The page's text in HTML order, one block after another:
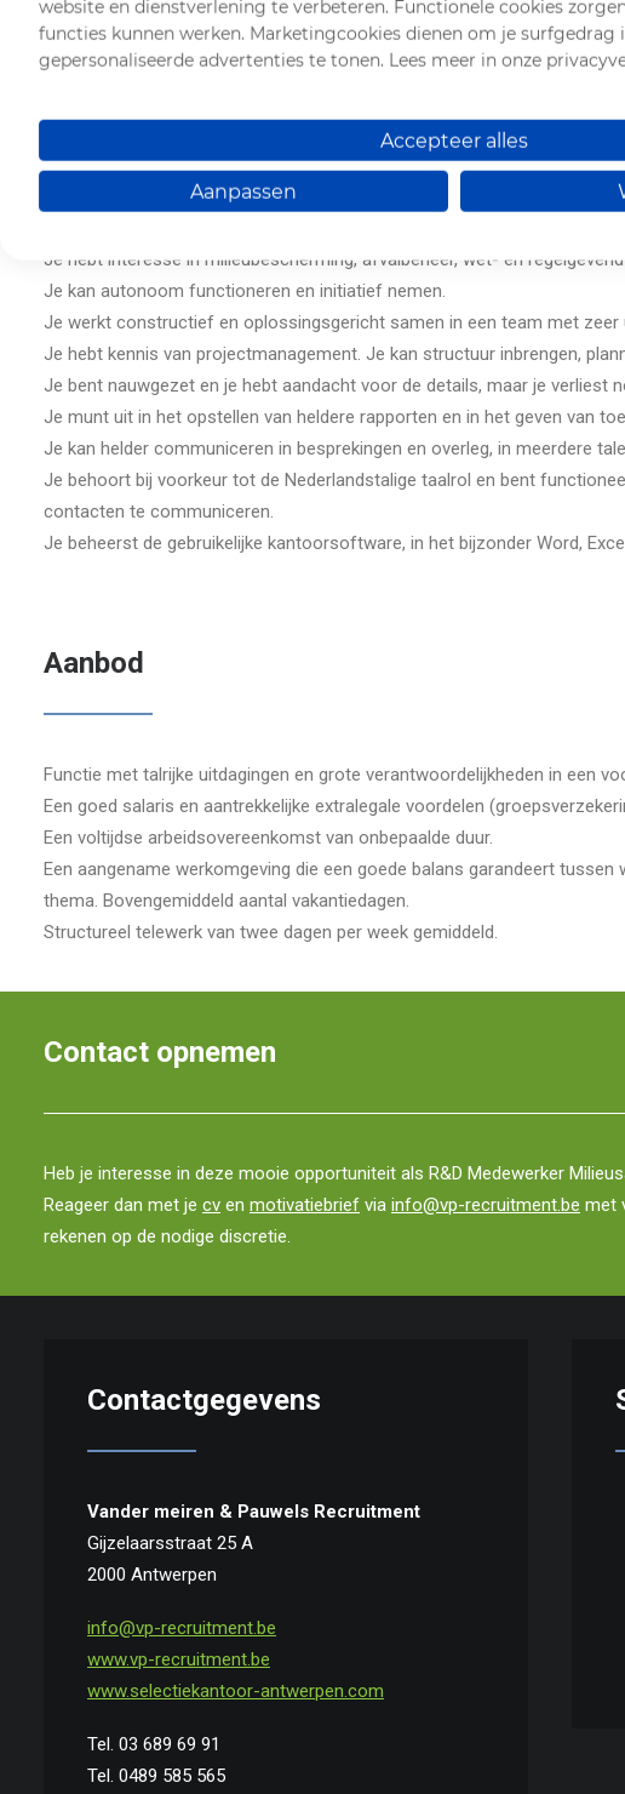
Gewenst profiel
Je hebt een master-diploma in de toegepaste wetenschappen of
Je hebt interesse in milieubescherming, afvalbeheer, wet- en
Je kan autonoom functioneren en initiatief nemen.
Je werkt constructief en oplossingsgericht samen in een team met zeer
Je hebt kennis van projectmanagement. Je kan structuur inbrengen,
Je bent nauwgezet en je hebt aandacht voor de details, maar je verliest
Je munt uit in het opstellen van heldere rapporten en in het geven van
Je kan helder communiceren in besprekingen en overleg, in meerdere
Je behoort bij voorkeur tot de Nederlandstalige taalrol en bent
contacten te communiceren.
Je beheerst de gebruikelijke kantoorsoftware, in het bijzonder Word,
Aanbod
Functie met talrijke uitdagingen en grote verantwoordelijkheden in een
Een goed salaris en aantrekkelijke extralegale voordelen
Een voltijdse arbeidsovereenkomst van onbepaalde duur.
Een aangename werkomgeving die een goede balans garandeert
thema. Bovengemiddeld aantal vakantiedagen.
Structureel telewerk van twee dagen per week gemiddeld.
Contact opnemen
Heb je interesse in deze mooie opportuniteit als R&D Medewerker
Reageer dan met je cv en motivatiebrief via info@vp-recruitment.be met
rekenen op de nodige discretie.
Contactgegevens
Vander meiren & Pauwels Recruitment
Gijzelaarsstraat 25 A
2000 Antwerpen
info@vp-recruitment.be
www.vp-recruitment.be
www.selectiekantoor-antwerpen.com
Tel. 03 689 69 91
Tel. 0489 585 565
website en dienstverlening te verbeteren. Functionele cookies
functies kunnen werken. Marketingcookies dienen om je surfgedrag
gepersonaliseerde advertenties te tonen. Lees meer in onze
Accepteer alles
Aanpassen